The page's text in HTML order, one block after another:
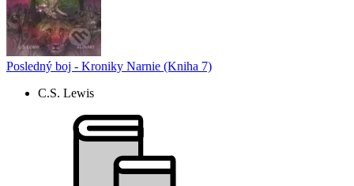
Posledný boj - Kroniky Narnie (Kniha 7)
C.S. Lewis